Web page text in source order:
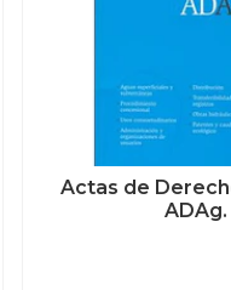
Actas de
ADAg.